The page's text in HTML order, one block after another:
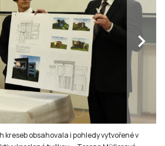
chevron_right
kreseb obsahovala i pohledy vytvořené v